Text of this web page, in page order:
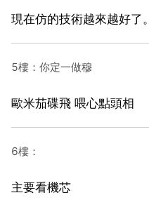
現在仿的技術越來越好了
5樓：你定一做穆
歐米茄碟飛 喂心點頭相
6樓：
主要看機芯